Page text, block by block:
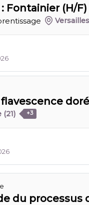
Fontainier (H/F)
Versailles
(21) +3
du processus